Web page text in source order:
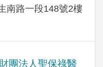
南路一段148號2樓
團法人聖保祿醫